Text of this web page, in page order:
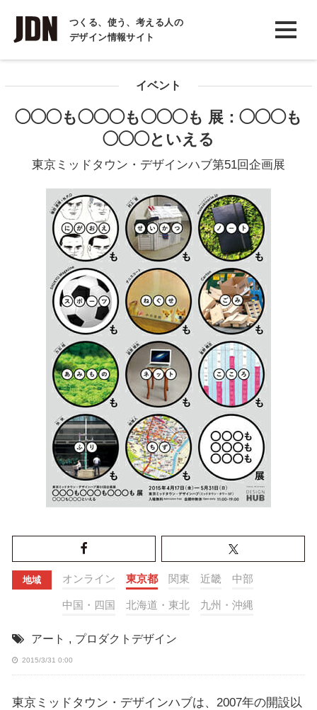
つくる、使う、考える人の
デザイン情報サイト
INTERVIEW
インタビュー
COLUMN
コラム
イベント
◯◯◯も◯◯◯も◯◯◯も 展：◯◯◯も
◯◯◯といえる
東京ミッドタウン・デザインハブ第51回企画展
地域 オンライン 東京都 関東 近畿 中部
中国・四国 北海道・東北 九州・沖縄
アート , プロダクトデザイン
2015/3/31 0:00
東京ミッドタウン・デザインハブは、2007年の開設以